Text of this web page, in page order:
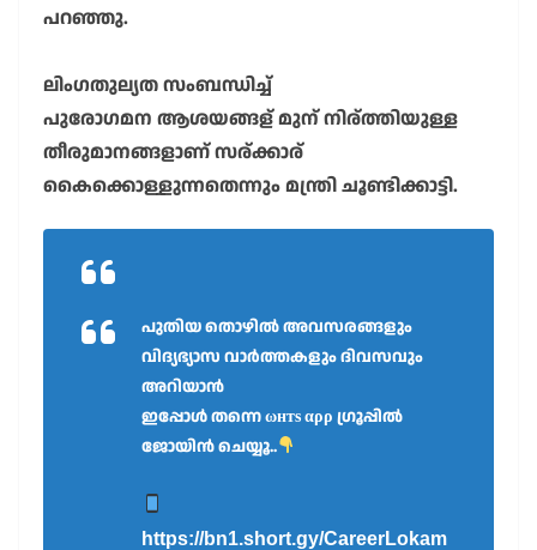
പറഞ്ഞു.
ലിംഗതുല്യത സംബന്ധിച്ച്
പുരോഗമന ആശയങ്ങള് മുന് നിര്ത്തിയുള്ള
തീരുമാനങ്ങളാണ് സര്ക്കാര്
കൈക്കൊള്ളുന്നതെന്നും മന്ത്രി ചൂണ്ടിക്കാട്ടി.
പുതിയ തൊഴിൽ അവസരങ്ങളും
വിദ്യഭ്യാസ വാർത്തകളും ദിവസവും
അറിയാൻ
ഇപ്പോൾ തന്നെ ωнтѕ αρρ ഗ്രൂപ്പിൽ
ജോയിൻ ചെയ്യൂ..
https://bn1.short.gy/CareerLokam